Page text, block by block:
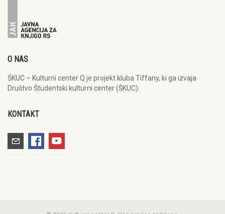
O NAS
ŠKUC – Kulturni center Q je projekt kluba Tiffany, ki ga izvaja
Društvo Študentski kulturni center (ŠKUC).
KONTAKT